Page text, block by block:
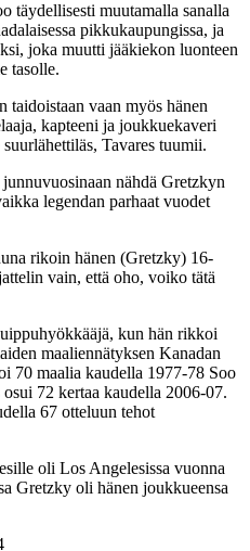
täydellisesti muutamalla sanalla
pikkukaupungissa, ja
joka muutti jääkiekon luonteen
tasolle.
taidoistaan vaan myös hänen
kapteeni ja joukkuekaveri
Tavares tuumii.
nähdä Gretzkyn
legendan parhaat vuodet
rikoin hänen (Gretzky) 16-
vain, että oho, voiko tätä
kun hän rikkoi
maaliennätyksen Kanadan
70 maalia kaudella 1977-78 Soo
72 kertaa kaudella 2006-07.
67 otteluun tehot
oli Los Angelesissa vuonna
Gretzky oli hänen joukkueensa